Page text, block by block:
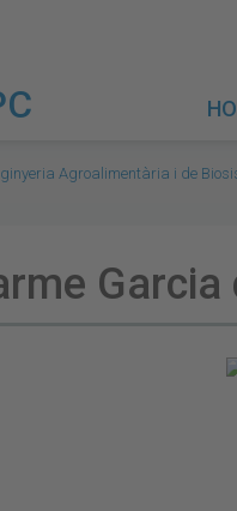
Agroalimentària i de